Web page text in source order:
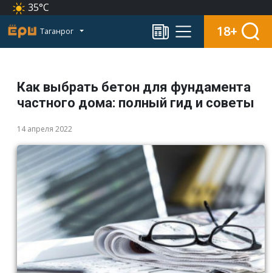
35°C
Таганрог 18+
Как выбрать бетон для фундамента
частного дома: полный гид и советы
14 апреля 2022